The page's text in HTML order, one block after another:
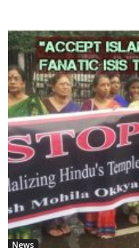
News